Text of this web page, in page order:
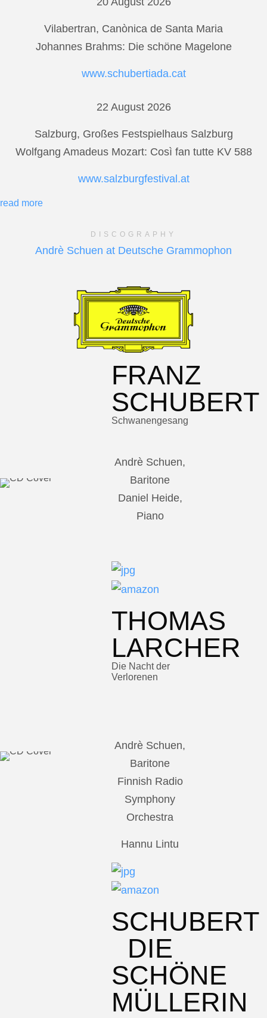
Vilabertran, Canònica de Santa Maria
Johannes Brahms: Die schöne Magelone
www.schubertiada.cat
22 August 2026
Salzburg, Großes Festspielhaus Salzburg
Wolfgang Amadeus Mozart: Così fan tutte KV 588
www.salzburgfestival.at
read more
DISCOGRAPHY
Andrè Schuen at Deutsche Grammophon
FRANZ
SCHUBERT
Schwanengesang
Andrè Schuen,
Baritone
Daniel Heide,
Piano
THOMAS
LARCHER
Die Nacht der
Verlorenen
Andrè Schuen,
Baritone
Finnish Radio
Symphony
Orchestra
Hannu Lintu
SCHUBERT
DIE
SCHÖNE
MÜLLERIN